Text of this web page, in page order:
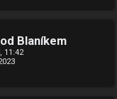
Blaníkem
11:42